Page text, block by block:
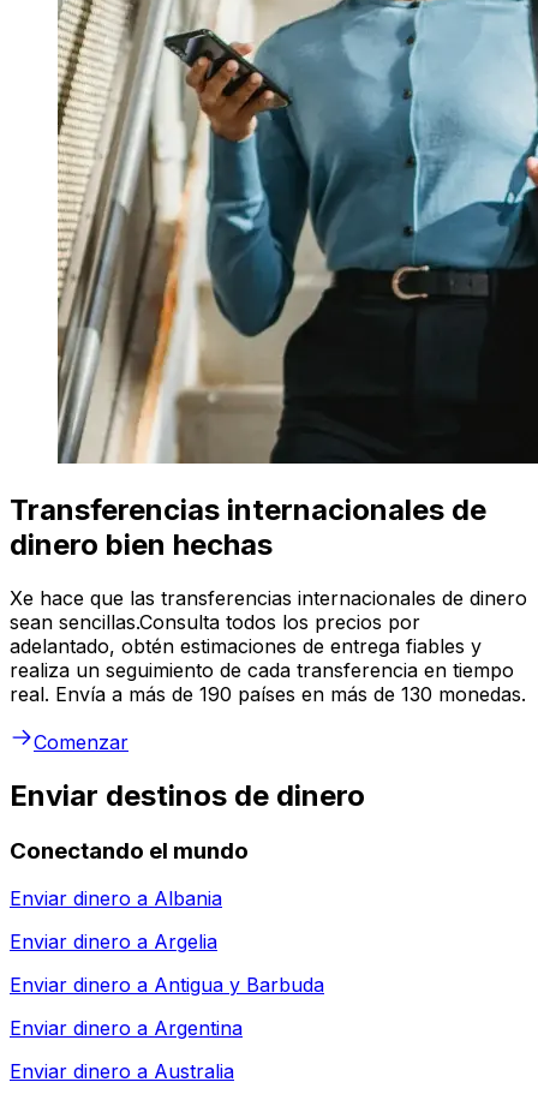
Transferencias internacionales de
dinero bien hechas
Xe hace que las transferencias internacionales de dinero
sean sencillas.Consulta todos los precios por
adelantado, obtén estimaciones de entrega fiables y
realiza un seguimiento de cada transferencia en tiempo
real. Envía a más de 190 países en más de 130 monedas.
Comenzar
Enviar destinos de dinero
Conectando el mundo
Enviar dinero a Albania
Enviar dinero a Argelia
Enviar dinero a Antigua y Barbuda
Enviar dinero a Argentina
Enviar dinero a Australia